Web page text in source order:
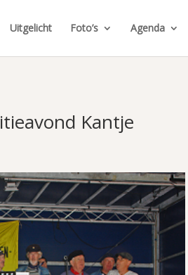
Uitgelicht Foto’s Agenda
Kantje